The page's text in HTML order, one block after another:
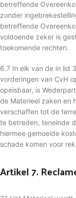
betreffende
zonder
betreffende
voldoende zeker is
toekomende rechten.
6.7 In elk van de in lid
vorderingen van CvH
opeisbaar, is
de Materieel zaken en
verschaffen tot de
te betreden, teneinde
hiermee gemoeide
schade komen voor
Artikel 7.